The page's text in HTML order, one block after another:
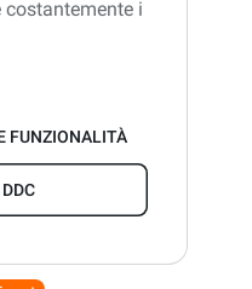
costantemente i
FUNZIONALITÀ